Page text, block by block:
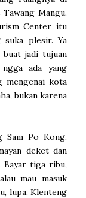
Mangu.
Center itu
suka plesir. Ya
buat jadi tujuan
ada yang
mengenai kota
bukan karena
Sam Po Kong.
deket dan
Bayar tiga ribu,
mau masuk
lupa. Klenteng